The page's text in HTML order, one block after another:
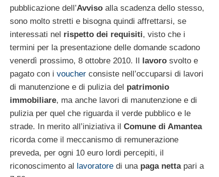
pubblicazione dell’Avviso alla scadenza dello stesso,
sono molto stretti e bisogna quindi affrettarsi, se
interessati nel rispetto dei requisiti, visto che i
termini per la presentazione delle domande scadono
venerdì prossimo, 8 ottobre 2010. Il lavoro svolto e
pagato con i voucher consiste nell’occuparsi di lavori
di manutenzione e di pulizia del patrimonio
immobiliare, ma anche lavori di manutenzione e di
pulizia per quel che riguarda il verde pubblico e le
strade. In merito all’iniziativa il Comune di Amantea
ricorda come il meccanismo di remunerazione
preveda, per ogni 10 euro lordi percepiti, il
riconoscimento al lavoratore di una paga nettapari a